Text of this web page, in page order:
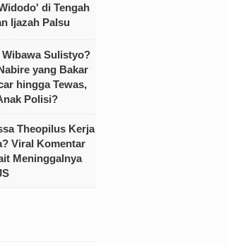
di Tengah
Ijazah Palsu
Sulistyo?
yang Bakar
hingga Tewas,
Polisi?
Theopilus Kerja
Viral Komentar
Meninggalnya